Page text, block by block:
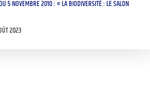
5 NOVEMBRE 2010 : « LA BIODIVERSITÉ : LE SALON
2023